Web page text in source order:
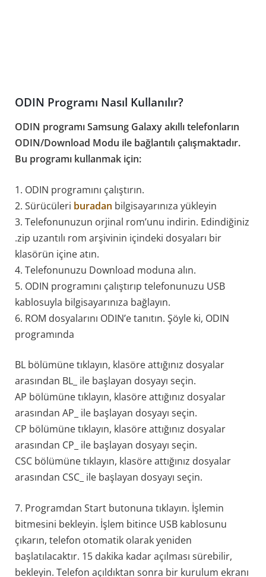
ODIN Programı Nasıl Kullanılır?
ODIN programı Samsung Galaxy akıllı telefonların
ODIN/Download Modu ile bağlantılı çalışmaktadır.
Bu programı kullanmak için:
1. ODIN programını çalıştırın.
2. Sürücüleri buradan bilgisayarınıza yükleyin
3. Telefonunuzun orjinal rom’unu indirin. Edindiğiniz
.zip uzantılı rom arşivinin içindeki dosyaları bir
klasörün içine atın.
4. Telefonunuzu Download moduna alın.
5. ODIN programını çalıştırıp telefonunuzu USB
kablosuyla bilgisayarınıza bağlayın.
6. ROM dosyalarını ODIN’e tanıtın. Şöyle ki, ODIN
programında
BL bölümüne tıklayın, klasöre attığınız dosyalar
arasından BL_ ile başlayan dosyayı seçin.
AP bölümüne tıklayın, klasöre attığınız dosyalar
arasından AP_ ile başlayan dosyayı seçin.
CP bölümüne tıklayın, klasöre attığınız dosyalar
arasından CP_ ile başlayan dosyayı seçin.
CSC bölümüne tıklayın, klasöre attığınız dosyalar
arasından CSC_ ile başlayan dosyayı seçin.
7. Programdan Start butonuna tıklayın. İşlemin
bitmesini bekleyin. İşlem bitince USB kablosunu
çıkarın, telefon otomatik olarak yeniden
başlatılacaktır. 15 dakika kadar açılması sürebilir,
bekleyin. Telefon açıldıktan sonra bir kurulum ekranı